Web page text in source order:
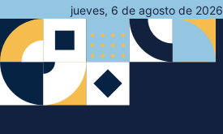
al
contenido
jueves, 6 de agosto de 2026